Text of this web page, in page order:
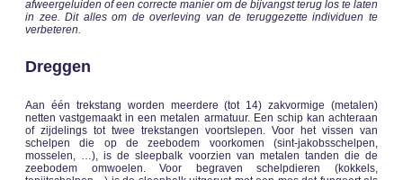
afweergeluiden of een correcte manier om de bijvangst terug los te laten
in zee. Dit alles om de overleving van de teruggezette individuen te
verbeteren.
Dreggen
Aan één trekstang worden meerdere (tot 14) zakvormige (metalen)
netten vastgemaakt in een metalen armatuur. Een schip kan achteraan
of zijdelings tot twee trekstangen voortslepen. Voor het vissen van
schelpen die op de zeebodem voorkomen (sint-jakobsschelpen,
mosselen, …), is de sleepbalk voorzien van metalen tanden die de
zeebodem omwoelen. Voor begraven schelpdieren (kokkels,